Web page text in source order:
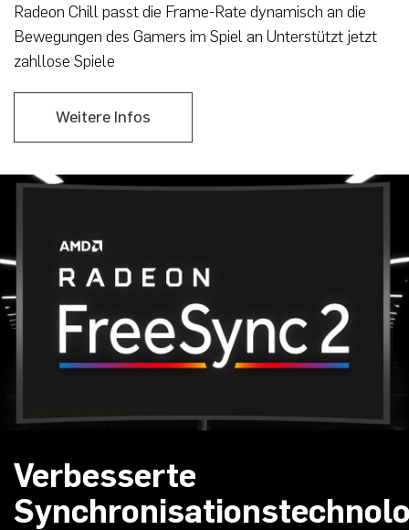
Radeon Chill passt die Frame-Rate dynamisch an die
Bewegungen des Gamers im Spiel an Unterstützt jetzt
zahllose Spiele
Weitere Infos
Verbesserte